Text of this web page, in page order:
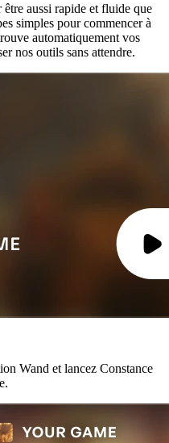
aussi rapide et fluide que
simples pour commencer à
automatiquement vos
nos outils sans attendre.
Wand et lancez Constance